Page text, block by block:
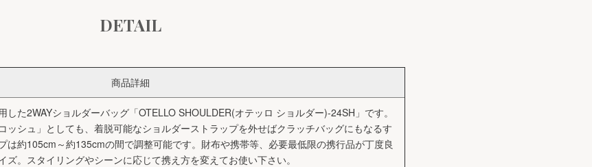
DETAIL
商品詳細
した2WAYショルダーバッグ「OTELLO SHOULDER(オテッロ ショルダー)-24SH」です。
ッシュ」としても、着脱可能なショルダーストラップを外せばクラッチバッグにもなるす
は約105cm～約135cmの間で調整可能です。財布や携帯等、必要最低限の携行品が丁度良
ズ。スタイリングやシーンに応じて携え方を変えてお使い下さい。